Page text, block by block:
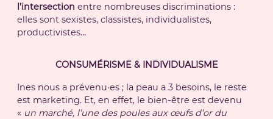
l’intersection entre nombreuses discriminations :
elles sont sexistes, classistes, individualistes,
productivistes…
CONSUMÉRISME & INDIVIDUALISME
Ines nous a prévenu·es ; la peau a 3 besoins, le reste
est marketing. Et, en effet, le bien-être est devenu
« un marché, l’une des poules aux œufs d’or du